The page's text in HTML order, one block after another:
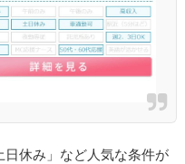
日休み」など人気な条件が